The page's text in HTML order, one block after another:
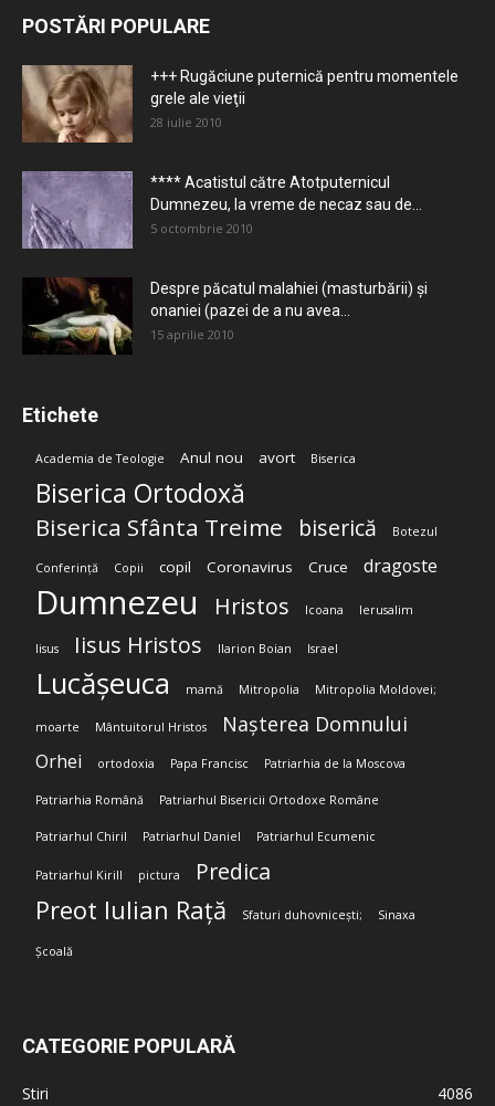
POSTĂRI POPULARE
+++ Rugăciune puternică pentru momentele
grele ale vieţii
28 iulie 2010
**** Acatistul către Atotputernicul
Dumnezeu, la vreme de necaz sau de...
5 octombrie 2010
Despre păcatul malahiei (masturbării) şi
onaniei (pazei de a nu avea...
15 aprilie 2010
Etichete
Academia de Teologie Anul nou avort Biserica
Biserica Ortodoxă
Biserica Sfânta Treime biserică Botezul
Conferință Copii copil Coronavirus Cruce dragoste
Dumnezeu Hristos Icoana Ierusalim
Iisus Iisus Hristos Ilarion Boian Israel
Lucășeuca mamă Mitropolia Mitropolia Moldovei;
moarte Mântuitorul Hristos Nașterea Domnului
Orhei ortodoxia Papa Francisc Patriarhia de la Moscova
Patriarhia Română Patriarhul Bisericii Ortodoxe Române
Patriarhul Chiril Patriarhul Daniel Patriarhul Ecumenic
Patriarhul Kirill pictura Predica
Preot Iulian Rață Sfaturi duhovnicești; Sinaxa
Școală
CATEGORIE POPULARĂ
Stiri
4086